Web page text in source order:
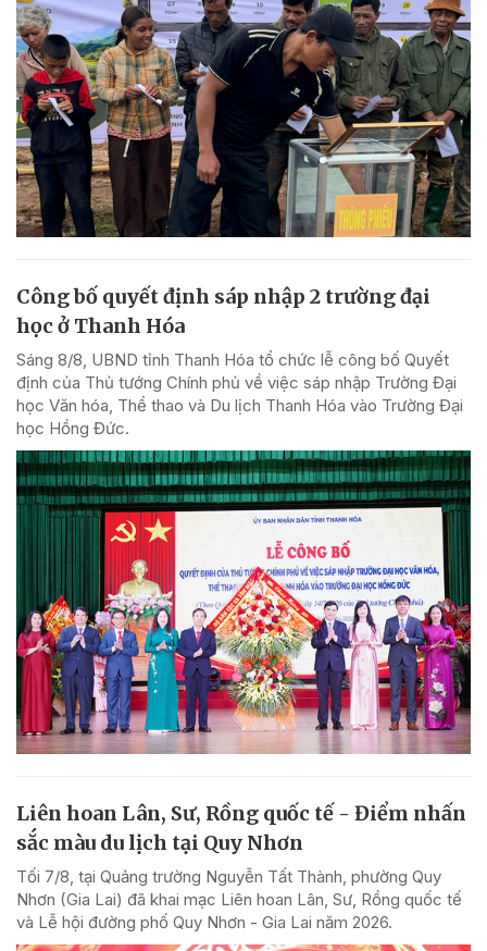
Công bố quyết định sáp nhập 2 trường đại
học ở Thanh Hóa
Sáng 8/8, UBND tỉnh Thanh Hóa tổ chức lễ công bố Quyết
định của Thủ tướng Chính phủ về việc sáp nhập Trường Đại
học Văn hóa, Thể thao và Du lịch Thanh Hóa vào Trường Đại
học Hồng Đức.
Liên hoan Lân, Sư, Rồng quốc tế - Điểm nhấn
sắc màu du lịch tại Quy Nhơn
Tối 7/8, tại Quảng trường Nguyễn Tất Thành, phường Quy
Nhơn (Gia Lai) đã khai mạc Liên hoan Lân, Sư, Rồng quốc tế
và Lễ hội đường phố Quy Nhơn - Gia Lai năm 2026.